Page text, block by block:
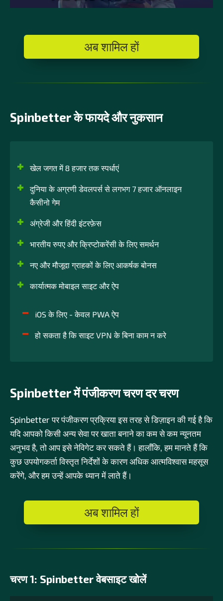
अब शामिल हों
Spinbetter के फायदे और नुकसान
खेल जगत में 8 हजार तक स्पर्धाएं
दुनिया के अग्रणी डेवलपर्स से लगभग 7 हजार ऑनलाइन
कैसीनो गेम
अंग्रेजी और हिंदी इंटरफ़ेस
भारतीय रुपए और क्रिप्टोकरेंसी के लिए समर्थन
नए और मौजूदा ग्राहकों के लिए आकर्षक बोनस
कार्यात्मक मोबाइल साइट और ऐप
iOS के लिए - केवल PWA ऐप
हो सकता है कि साइट VPN के बिना काम न करे
Spinbetter में पंजीकरण चरण दर चरण
Spinbetter पर पंजीकरण प्रक्रिया इस तरह से डिज़ाइन की गई है कि
यदि आपको किसी अन्य सेवा पर खाता बनाने का कम से कम न्यूनतम
अनुभव है, तो आप इसे नेविगेट कर सकते हैं। हालाँकि, हम मानते हैं कि
कुछ उपयोगकर्ता विस्तृत निर्देशों के कारण अधिक आत्मविश्वास महसूस
करेंगे, और हम उन्हें आपके ध्यान में लाते हैं।
अब शामिल हों
चरण 1: Spinbetter वेबसाइट खोलें